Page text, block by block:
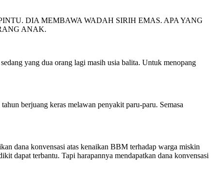
DIA MEMBAWA WADAH SIRIH EMAS. APA YANG
ANAK.
yang dua orang lagi masih usia balita. Untuk menopang
berjuang keras melawan penyakit paru-paru. Semasa
dana konvensasi atas kenaikan BBM terhadap warga miskin
dapat terbantu. Tapi harapannya mendapatkan dana konvensasi